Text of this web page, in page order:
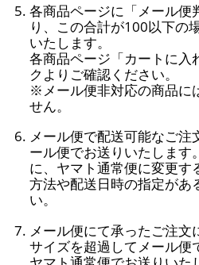
各商品ページに「メール便
り、この合計が100以下の
いたします。
各商品ページ「カートに入
クよりご確認ください。
※メール便非対応の商品に
せん。
メール便で配送可能なご注
ール便でお送りいたします
に、ヤマト通常便に変更す
方法や配送日時の指定があ
い。
メール便にて承ったご注文
サイズを超過してメール便